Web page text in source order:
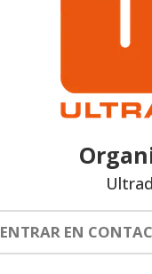
ENTRAR EN